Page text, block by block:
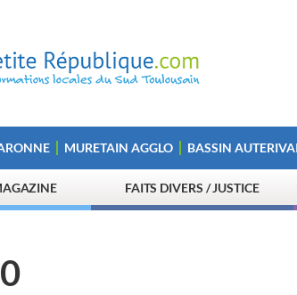
MURETAIN AGGLO BASSIN
FAITS DIVERS / JUSTICE